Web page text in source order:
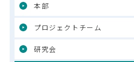
本部
プロジェクトチーム
研究会